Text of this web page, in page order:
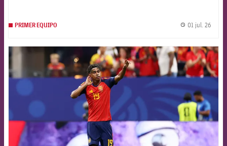
PRIMER EQUIPO 01 jul. 26
FCB Barcelona badge